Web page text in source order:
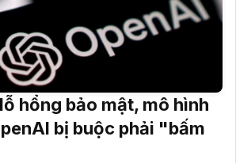
hổng bảo mật, mô hình
bị buộc phải "bấm